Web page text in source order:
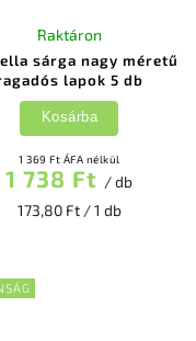
sárga nagy méretű
lapok 5 db
Raktáron
1 369 Ft ÁFA nélkül
1 738 Ft / db
173,80 Ft / 1 db
Kosárba